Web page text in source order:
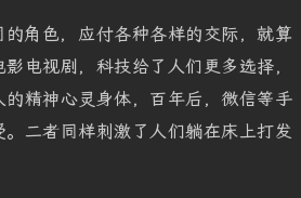
角色，应付各种各样的交际，就算
电视剧，科技给了人们更多选择，
精神心灵身体，百年后，微信等手
二者同样刺激了人们躺在床上打发